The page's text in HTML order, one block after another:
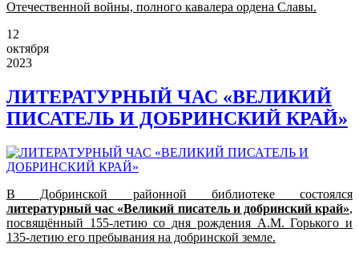
Отечественной войны, полного кавалера ордена Славы.
12
октября
2023
ЛИТЕРАТУРНЫЙ ЧАС «ВЕЛИКИЙ
ПИСАТЕЛЬ И ДОБРИНСКИЙ КРАЙ»
В Добринской районной библиотеке состоялся
литературный час «Великий писатель и добринский край»,
посвящённый 155-летию со дня рождения А.М. Горького и
135-летию его пребывания на добринской земле.